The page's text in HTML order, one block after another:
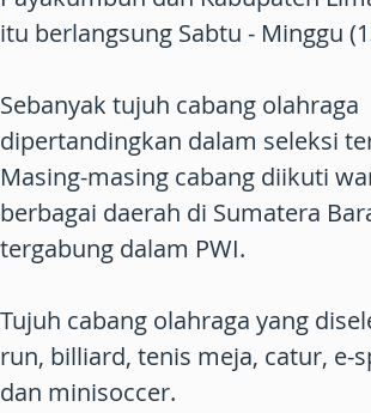
itu berlangsung Sabtu - Minggu
Sebanyak tujuh cabang olahraga
dipertandingkan dalam seleksi
Masing-masing cabang diikuti
berbagai daerah di Sumatera
tergabung dalam PWI.
Tujuh cabang olahraga yang
run, billiard, tenis meja, catur, e-
dan minisoccer.